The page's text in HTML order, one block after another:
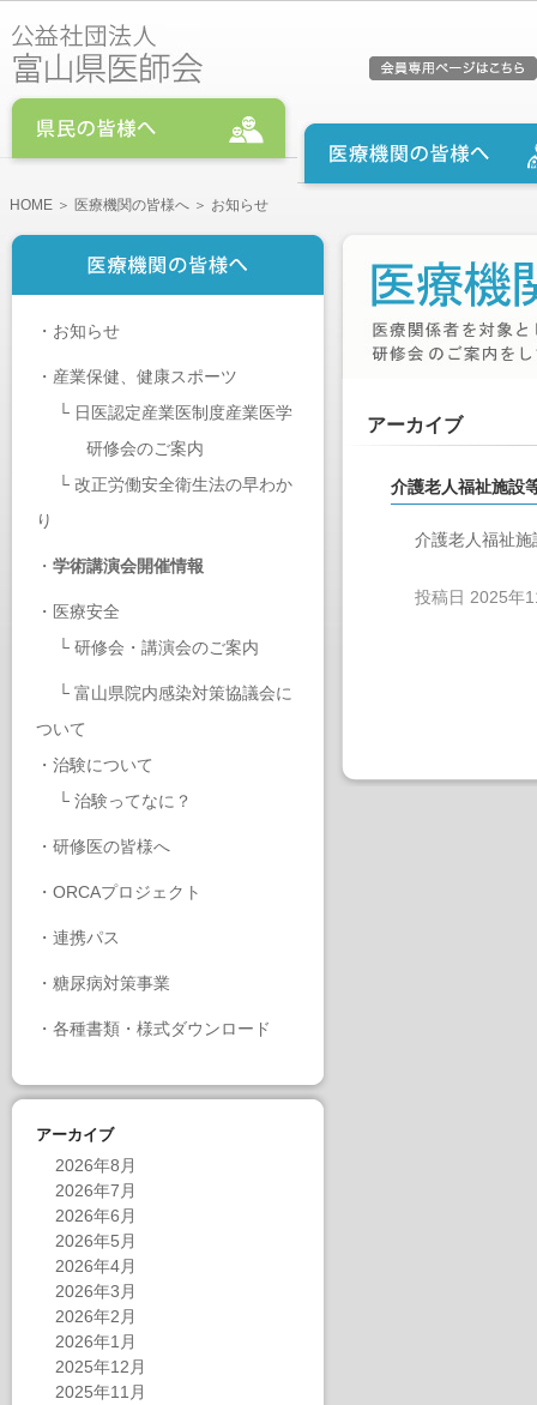
HOME ＞ 医療機関の皆様へ ＞ お知らせ
・ お知らせ
・ 産業保健、健康スポーツ
└ 日医認定産業医制度産業医学
研修会のご案内
└ 改正労働安全衛生法の早わか
り
・ 学術講演会開催情報
・ 医療安全
└ 研修会・講演会のご案内
└ 富山県院内感染対策協議会に
ついて
・ 治験について
└ 治験ってなに？
・ 研修医の皆様へ
・ ORCAプロジェクト
・ 連携パス
・ 糖尿病対策事業
・ 各種書類・様式ダウンロード
アーカイブ
2026年8月
2026年7月
2026年6月
2026年5月
2026年4月
2026年3月
2026年2月
2026年1月
2025年12月
2025年11月
アーカイブ
介護老人福祉施設
介護老人福祉
投稿日 2025年